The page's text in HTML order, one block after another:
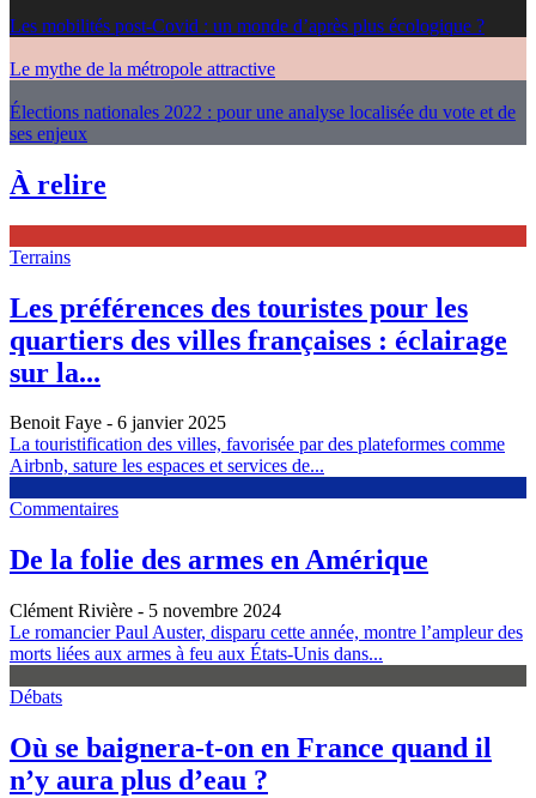
Les mobilités post-Covid : un monde d’après plus écologique ?
Le mythe de la métropole attractive
Élections nationales 2022 : pour une analyse localisée du vote et de
ses enjeux
À relire
Terrains
Les préférences des touristes pour les
quartiers des villes françaises : éclairage
sur la...
Benoit Faye - 6 janvier 2025
La touristification des villes, favorisée par des plateformes comme
Airbnb, sature les espaces et services de...
Commentaires
De la folie des armes en Amérique
Clément Rivière - 5 novembre 2024
Le romancier Paul Auster, disparu cette année, montre l’ampleur des
morts liées aux armes à feu aux États-Unis dans...
Débats
Où se baignera-t-on en France quand il
n’y aura plus d’eau ?